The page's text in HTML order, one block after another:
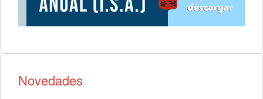
Novedades